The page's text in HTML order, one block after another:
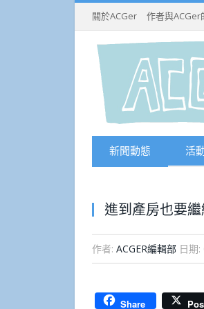
關於ACGer 作者與ACGer
新聞動態 活
進到產房也要
作者: ACGER編輯部 日期:
Share